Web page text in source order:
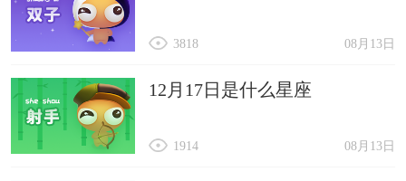
08月13日
3818
12月17日是什么星座
08月13日
1914